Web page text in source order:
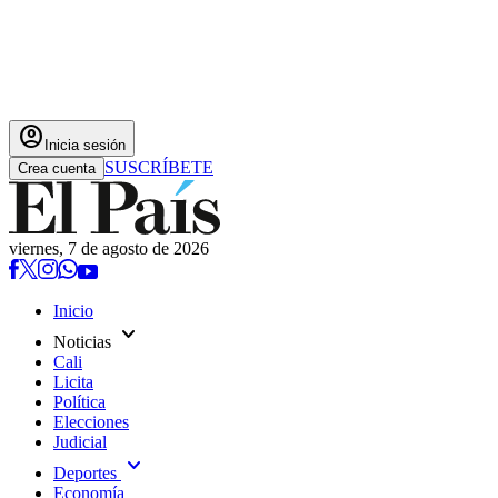
account_circle Inicia sesión
Crea cuenta SUSCRÍBETE
viernes, 7 de agosto de 2026
Inicio
Noticias expand_more
Cali
Licita
Política
Elecciones
Judicial
Deportes expand_more
Economía